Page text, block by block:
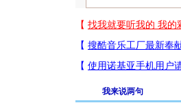
我来说两句